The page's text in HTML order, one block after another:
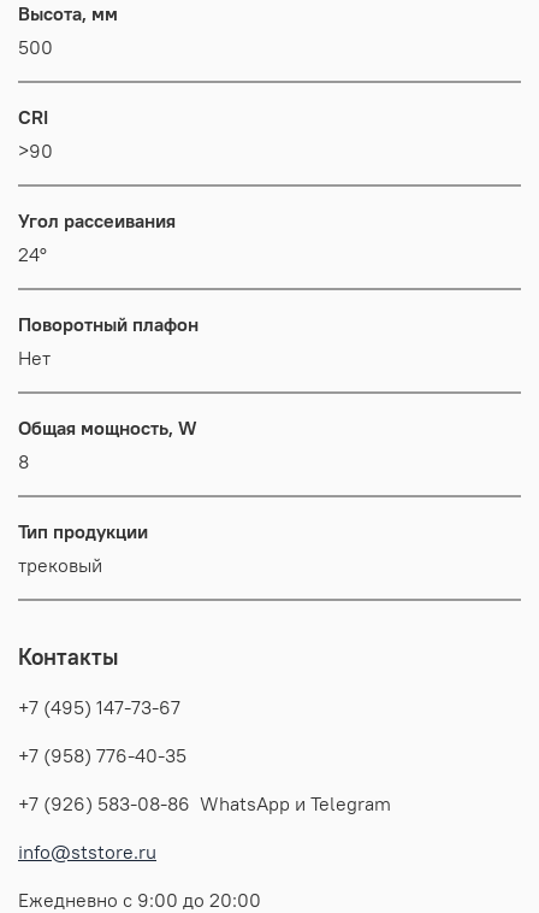
Высота, мм
500
CRI
>90
Угол рассеивания
24°
Поворотный плафон
Нет
Общая мощность, W
8
Тип продукции
трековый
Контакты
+7 (495) 147-73-67
+7 (958) 776-40-35
+7 (926) 583-08-86 WhatsApp и Telegram
info@ststore.ru
Ежедневно с 9:00 до 20:00